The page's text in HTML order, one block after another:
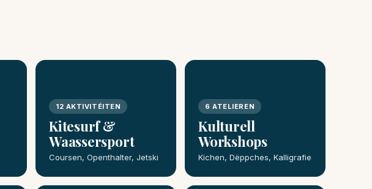
12 AKTIVITÉITEN
Kitesurf &
Waassersport
Coursen, Openthalter, Jetski
6 ATELIEREN
Kulturell
Workshops
Kichen, Dëppches, Kalligrafie